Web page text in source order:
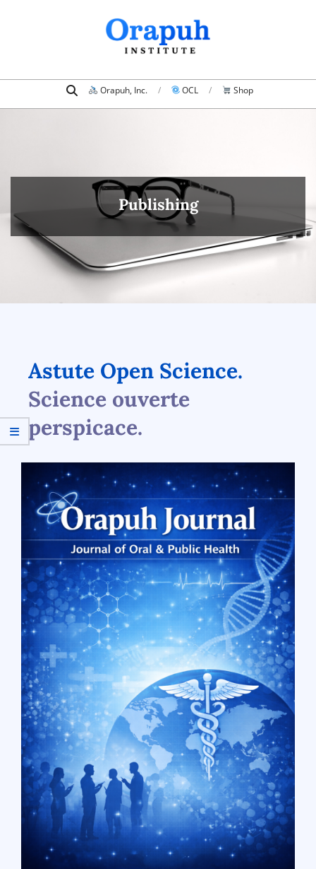
Orapuh, Inc. OCL Shop
Publishing
Astute Open Science.
Science ouverte
perspicace.